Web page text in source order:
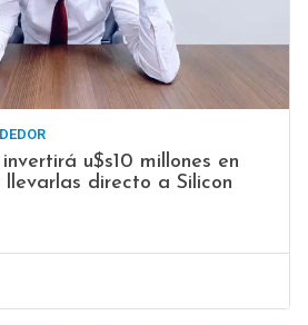
u$s10 millones en
directo a Silicon